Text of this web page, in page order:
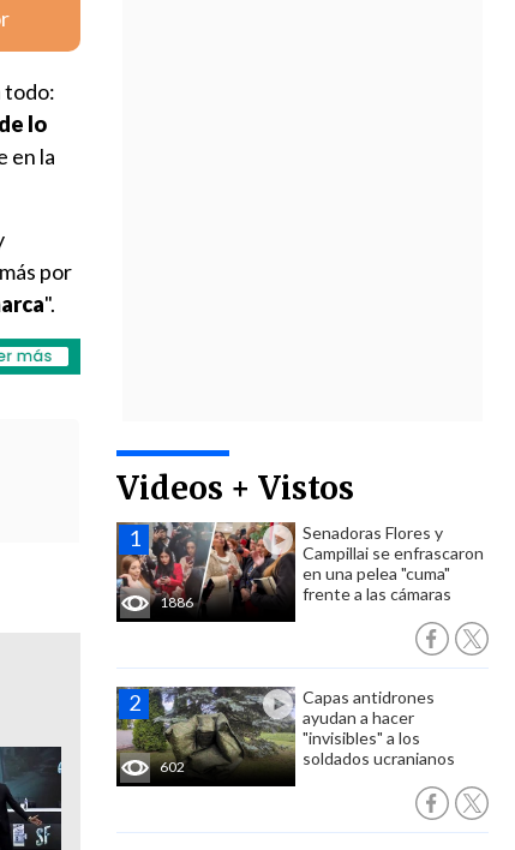
Videos + Vistos
1886
Senadoras Flores y
Campillai se enfrascaron
en una pelea "cuma"
frente a las cámaras
602
Capas antidrones
ayudan a hacer
"invisibles" a los
soldados ucranianos
todo:
lo
en la
por
".